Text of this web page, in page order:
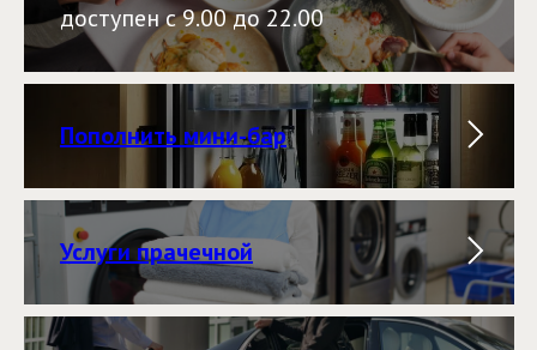
доступен с 9.00 до 22.00
Пополнить мини-бар
Услуги прачечной